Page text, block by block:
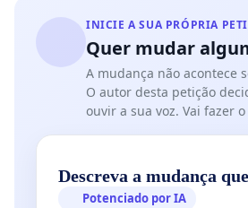
INICIE A SUA PRÓPRIA
Quer mudar
A mudança não acontece
O autor desta petição
ouvir a sua voz. Vai fazer
Descreva a mudança
Potenciado por IA